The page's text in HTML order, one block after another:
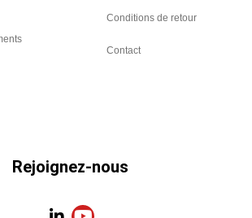
Conditions de retour
Contact
Rejoignez-nous
L Y